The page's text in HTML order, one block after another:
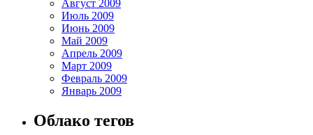
Август 2009
Июль 2009
Июнь 2009
Май 2009
Апрель 2009
Март 2009
Февраль 2009
Январь 2009
Облако тегов